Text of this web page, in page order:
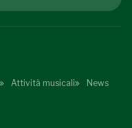
Attività musicali News